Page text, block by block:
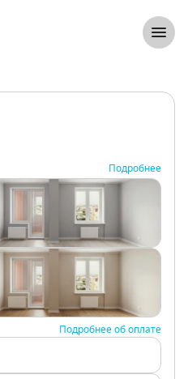
Подробнее
Подробнее об оплате